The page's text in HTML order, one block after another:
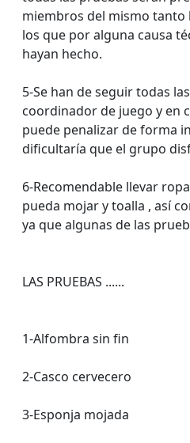
miembros del mismo
los que por alguna causa
hayan hecho.
5-Se han de seguir todas
coordinador de juego y en
puede penalizar de forma
dificultaría que el grupo
6-Recomendable llevar
pueda mojar y toalla , así
ya que algunas de las
LAS PRUEBAS ......
1-Alfombra sin fin
2-Casco cervecero
3-Esponja mojada